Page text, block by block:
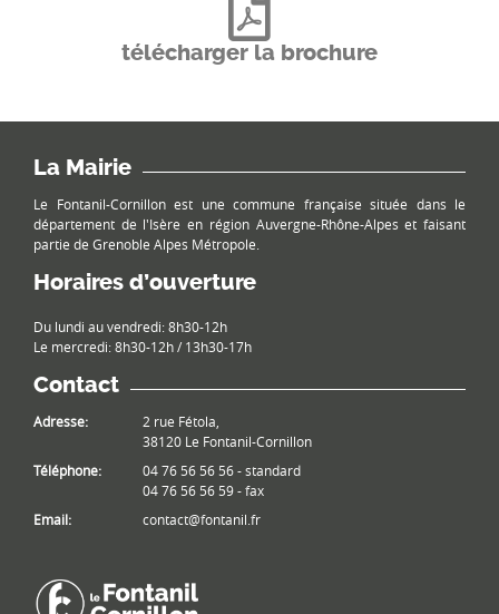
télécharger la brochure
La Mairie
Le Fontanil-Cornillon est une commune française située dans le
département de l'Isère en région Auvergne-Rhône-Alpes et faisant
partie de Grenoble Alpes Métropole.
Horaires d’ouverture
Du lundi au vendredi: 8h30-12h
Le mercredi: 8h30-12h / 13h30-17h
Contact
Adresse:
2 rue Fétola,
38120 Le Fontanil-Cornillon
Téléphone:
04 76 56 56 56 - standard
04 76 56 56 59 - fax
Email:
contact@fontanil.fr